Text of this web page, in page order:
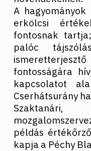
A
erkölcsi
fontosnak
palóc
fontosságára
kapcsolatot
Cserhátsurány
példás
kapja a Péchy